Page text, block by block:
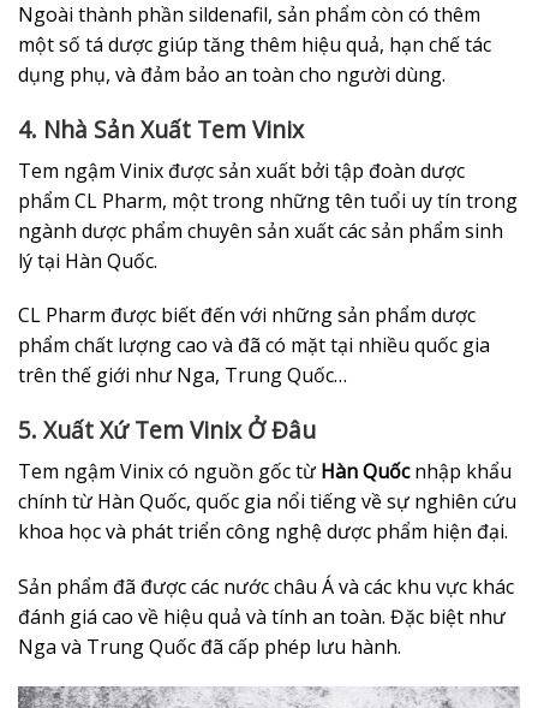
Ngoài thành phần sildenafil, sản phẩm còn có thêm
một số tá dược giúp tăng thêm hiệu quả, hạn chế tác
dụng phụ, và đảm bảo an toàn cho người dùng.
4. Nhà Sản Xuất Tem Vinix
Tem ngậm Vinix được sản xuất bởi tập đoàn dược
phẩm CL Pharm, một trong những tên tuổi uy tín trong
ngành dược phẩm chuyên sản xuất các sản phẩm sinh
lý tại Hàn Quốc.
CL Pharm được biết đến với những sản phẩm dược
phẩm chất lượng cao và đã có mặt tại nhiều quốc gia
trên thế giới như Nga, Trung Quốc…
5. Xuất Xứ Tem Vinix Ở Đâu
Tem ngậm Vinix có nguồn gốc từ Hàn Quốcnhập khẩu
chính từ Hàn Quốc, quốc gia nổi tiếng về sự nghiên cứu
khoa học và phát triển công nghệ dược phẩm hiện đại.
Sản phẩm đã được các nước châu Á và các khu vực khác
đánh giá cao về hiệu quả và tính an toàn. Đặc biệt như
Nga và Trung Quốc đã cấp phép lưu hành.